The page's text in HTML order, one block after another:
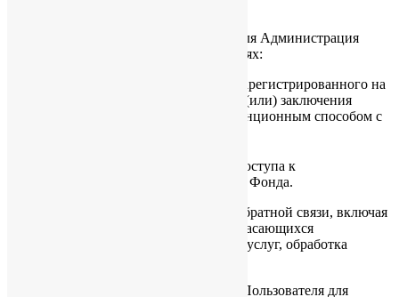
4.1. Персональные данные Пользователя Администрация
сайта Фонда может использовать в целях:
4.1.1. Идентификации Пользователя, зарегистрированного на
сайте Фонда, для оформления заказа и (или) заключения
Договора купли-продажи товара дистанционным способом с
4.1.2. Предоставления Пользователю доступа к
персонализированным ресурсам Сайта Фонда.
4.1.3. Установления с Пользователем обратной связи, включая
направление уведомлений, запросов, касающихся
использования Сайта Фонда, оказания услуг, обработка
4.1.4. Определения места нахождения Пользователя для